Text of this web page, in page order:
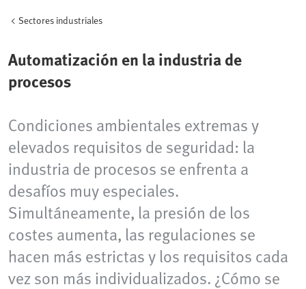
Sectores industriales
Automatización en la industria de
procesos
Condiciones ambientales extremas y
elevados requisitos de seguridad: la
industria de procesos se enfrenta a
desafíos muy especiales.
Simultáneamente, la presión de los
costes aumenta, las regulaciones se
hacen más estrictas y los requisitos cada
vez son más individualizados. ¿Cómo se